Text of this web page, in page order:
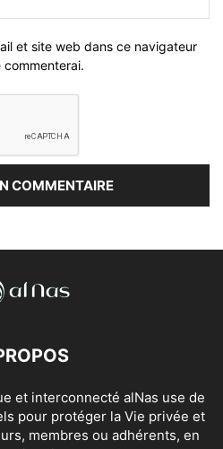
et site web dans ce navigateur
et interconnecté alNas use de
pour protéger la Vie privée et
membres ou adhérents, en